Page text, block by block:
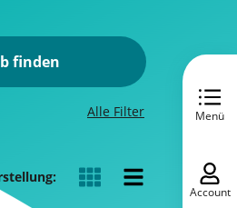
finden
Alle Filter Menü
Account